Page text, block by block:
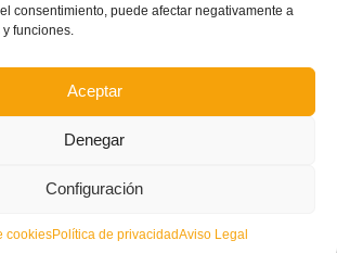
consentimiento, puede afectar negativamente a
funciones.
Aceptar
Denegar
Configuración
cookiesPolítica de privacidadAviso Legal
masculina sub19 comienza la preparación para la
de España de Futsal – Convocatoria